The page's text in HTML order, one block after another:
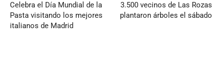
Celebra el Día Mundial de la
Pasta visitando los mejores
italianos de Madrid
3.500 vecinos de Las Rozas
plantaron árboles el sábado